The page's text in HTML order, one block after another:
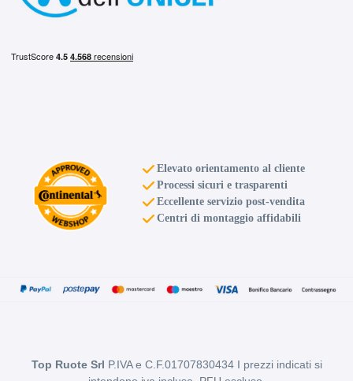
Elevato orientamento al cliente
Processi sicuri e trasparenti
Eccellente servizio post-vendita
Centri di montaggio affidabili
Top Ruote Srl P.IVA e C.F.01707830434 I prezzi indicati si